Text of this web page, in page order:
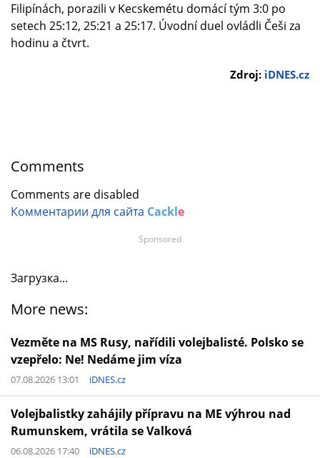
Filipínách, porazili v Kecskemétu domácí tým 3:0 po
setech 25:12, 25:21 a 25:17. Úvodní duel ovládli Češi za
hodinu a čtvrt.
Zdroj: iDNES.cz
Comments
Comments are disabled
Комментарии для сайта Cackle
Загрузка...
More news:
Vezměte na MS Rusy, nařídili volejbalisté. Polsko se
vzepřelo: Ne! Nedáme jim víza
07.08.2026 13:01 iDNES.cz
Volejbalistky zahájily přípravu na ME výhrou nad
Rumunskem, vrátila se Valková
06.08.2026 17:40 iDNES.cz
Sponsored